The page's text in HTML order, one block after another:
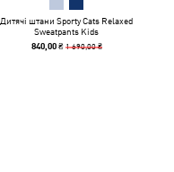
Дитячі штани Sporty Cats Relaxed
Sweatpants Kids
840,00 ₴ 1 690,00 ₴